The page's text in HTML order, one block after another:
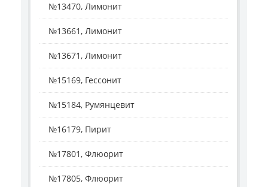
№13470, Лимонит
№13661, Лимонит
№13671, Лимонит
№15169, Гессонит
№15184, Румянцевит
№16179, Пирит
№17801, Флюорит
№17805, Флюорит